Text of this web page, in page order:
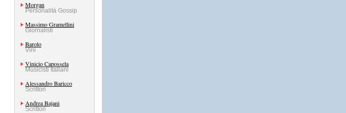
Morgan
Personalità Gossip
Massimo Gramellini
Giornalisti
Barolo
Vini
Vinicio Capossela
Musicisti Italiani
Alessandro Baricco
Scrittori
Andrea Bajani
Scrittori